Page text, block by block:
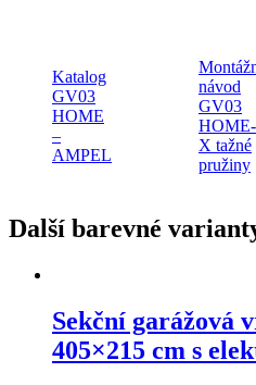
Katalog
GV03
HOME
–
AMPEL
návod
GV03
HOME-
X tažné
pružiny
Další barevné
Sekční garážová
405×215 cm s